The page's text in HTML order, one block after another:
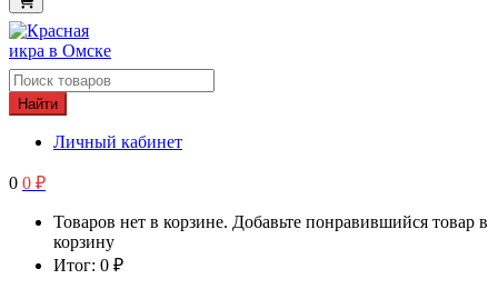
Найти
Личный кабинет
0 0 ₽
Товаров нет в корзине. Добавьте понравившийся товар в
корзину
Итог: 0 ₽